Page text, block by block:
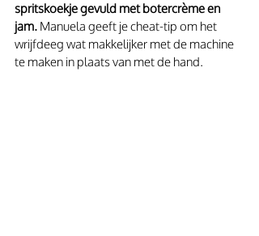
spritskoekje gevuld met botercrème en
jam. Manuela geeft je cheat-tip om het
wrijfdeeg wat makkelijker met de machine
te maken in plaats van met de hand.